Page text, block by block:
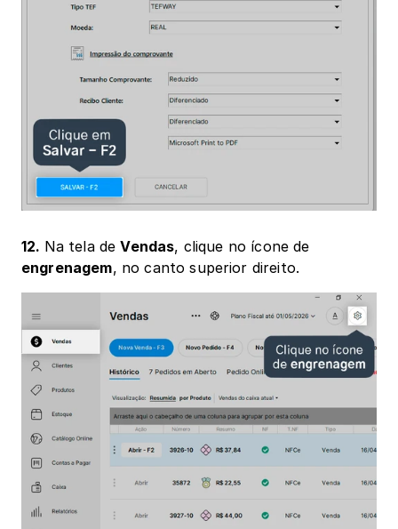
12. Na tela de Vendas
engrenagem, no canto superior direito.